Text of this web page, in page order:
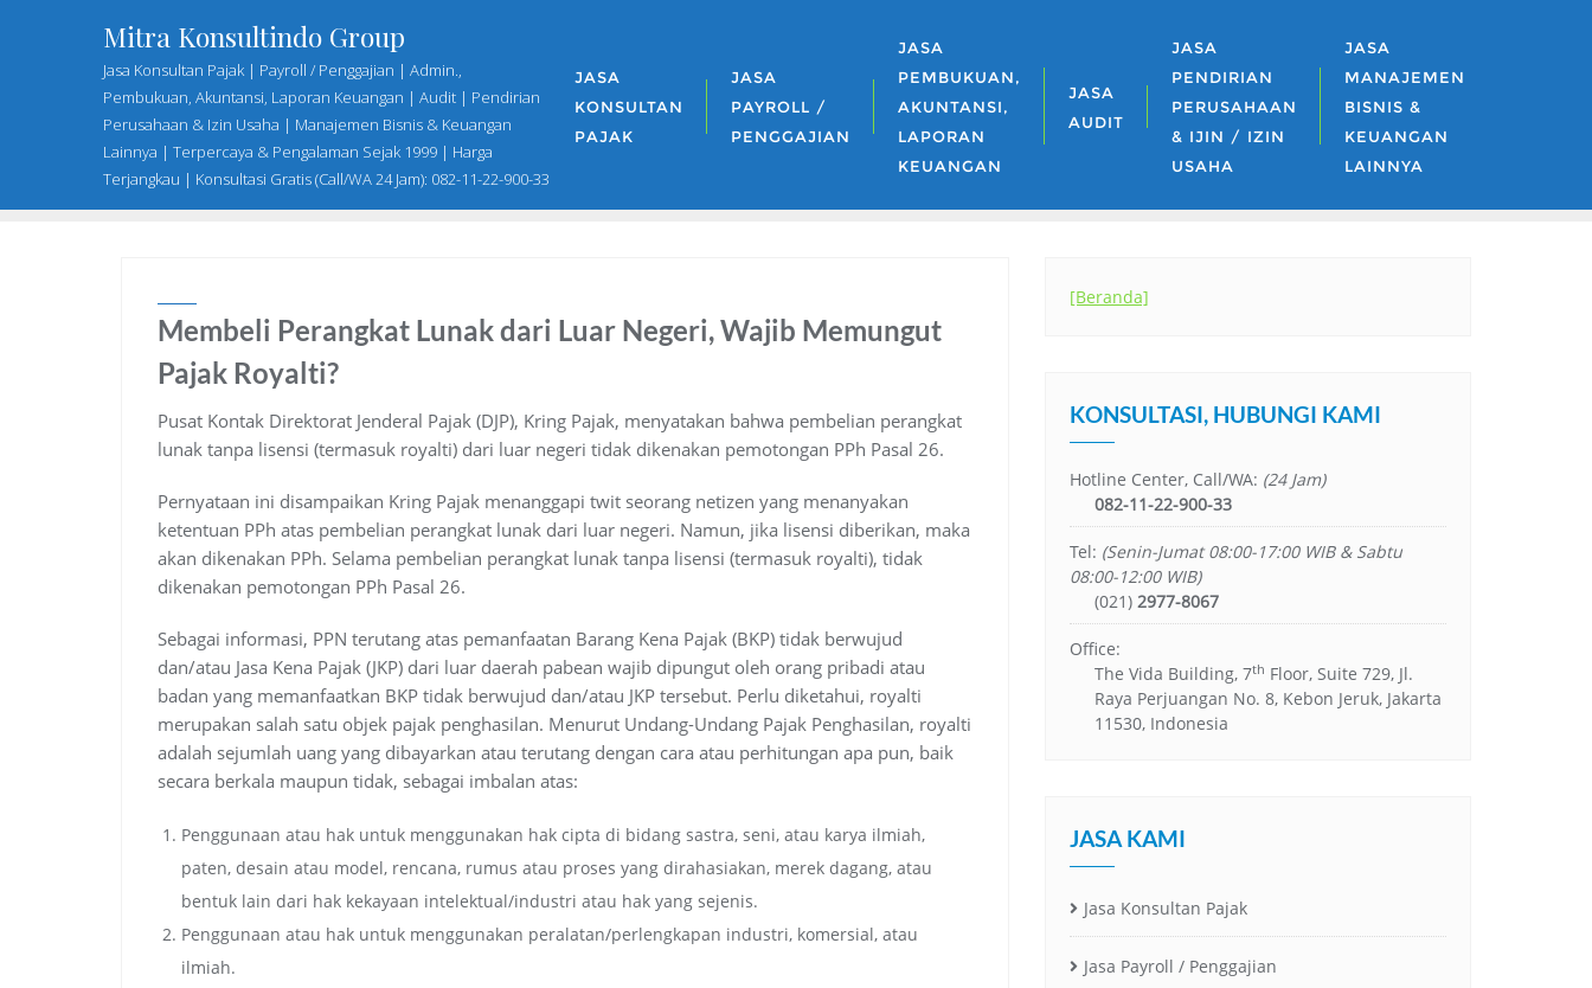
Mitra Konsultindo Group
Jasa Konsultan Pajak | Payroll / Penggajian | Admin.,
Pembukuan, Akuntansi, Laporan Keuangan | Audit | Pendirian
Perusahaan & Izin Usaha | Manajemen Bisnis & Keuangan
Lainnya | Terpercaya & Pengalaman Sejak 1999 | Harga
Terjangkau | Konsultasi Gratis (Call/WA 24 Jam): 082-11-22-900-33
JASA
KONSULTAN
PAJAK
JASA
PAYROLL /
PENGGAJIAN
JASA
PEMBUKUAN,
AKUNTANSI,
LAPORAN
KEUANGAN
JASA
AUDIT
JASA
PENDIRIAN
PERUSAHAAN
& IJIN / IZIN
USAHA
JASA
MANAJEMEN
BISNIS &
KEUANGAN
LAINNYA
Membeli Perangkat Lunak dari Luar Negeri, Wajib Memungut
Pajak Royalti?
Pusat Kontak Direktorat Jenderal Pajak (DJP), Kring Pajak, menyatakan bahwa pembelian perangkat
lunak tanpa lisensi (termasuk royalti) dari luar negeri tidak dikenakan pemotongan PPh Pasal 26.
Pernyataan ini disampaikan Kring Pajak menanggapi twit seorang netizen yang menanyakan
ketentuan PPh atas pembelian perangkat lunak dari luar negeri. Namun, jika lisensi diberikan, maka
akan dikenakan PPh. Selama pembelian perangkat lunak tanpa lisensi (termasuk royalti), tidak
dikenakan pemotongan PPh Pasal 26.
Sebagai informasi, PPN terutang atas pemanfaatan Barang Kena Pajak (BKP) tidak berwujud
dan/atau Jasa Kena Pajak (JKP) dari luar daerah pabean wajib dipungut oleh orang pribadi atau
badan yang memanfaatkan BKP tidak berwujud dan/atau JKP tersebut. Perlu diketahui, royalti
merupakan salah satu objek pajak penghasilan. Menurut Undang-Undang Pajak Penghasilan, royalti
adalah sejumlah uang yang dibayarkan atau terutang dengan cara atau perhitungan apa pun, baik
secara berkala maupun tidak, sebagai imbalan atas:
Penggunaan atau hak untuk menggunakan hak cipta di bidang sastra, seni, atau karya ilmiah,
paten, desain atau model, rencana, rumus atau proses yang dirahasiakan, merek dagang, atau
bentuk lain dari hak kekayaan intelektual/industri atau hak yang sejenis.
Penggunaan atau hak untuk menggunakan peralatan/perlengkapan industri, komersial, atau
ilmiah.
[Beranda]
KONSULTASI, HUBUNGI KAMI
Hotline Center, Call/WA: (24 Jam)
082-11-22-900-33
Tel: (Senin-Jumat 08:00-17:00 WIB & Sabtu
08:00-12:00 WIB)
(021) 2977-8067
Office:
The Vida Building, 7th Floor, Suite 729, Jl.
Raya Perjuangan No. 8, Kebon Jeruk, Jakarta
11530, Indonesia
JASA KAMI
Jasa Konsultan Pajak
Jasa Payroll / Penggajian